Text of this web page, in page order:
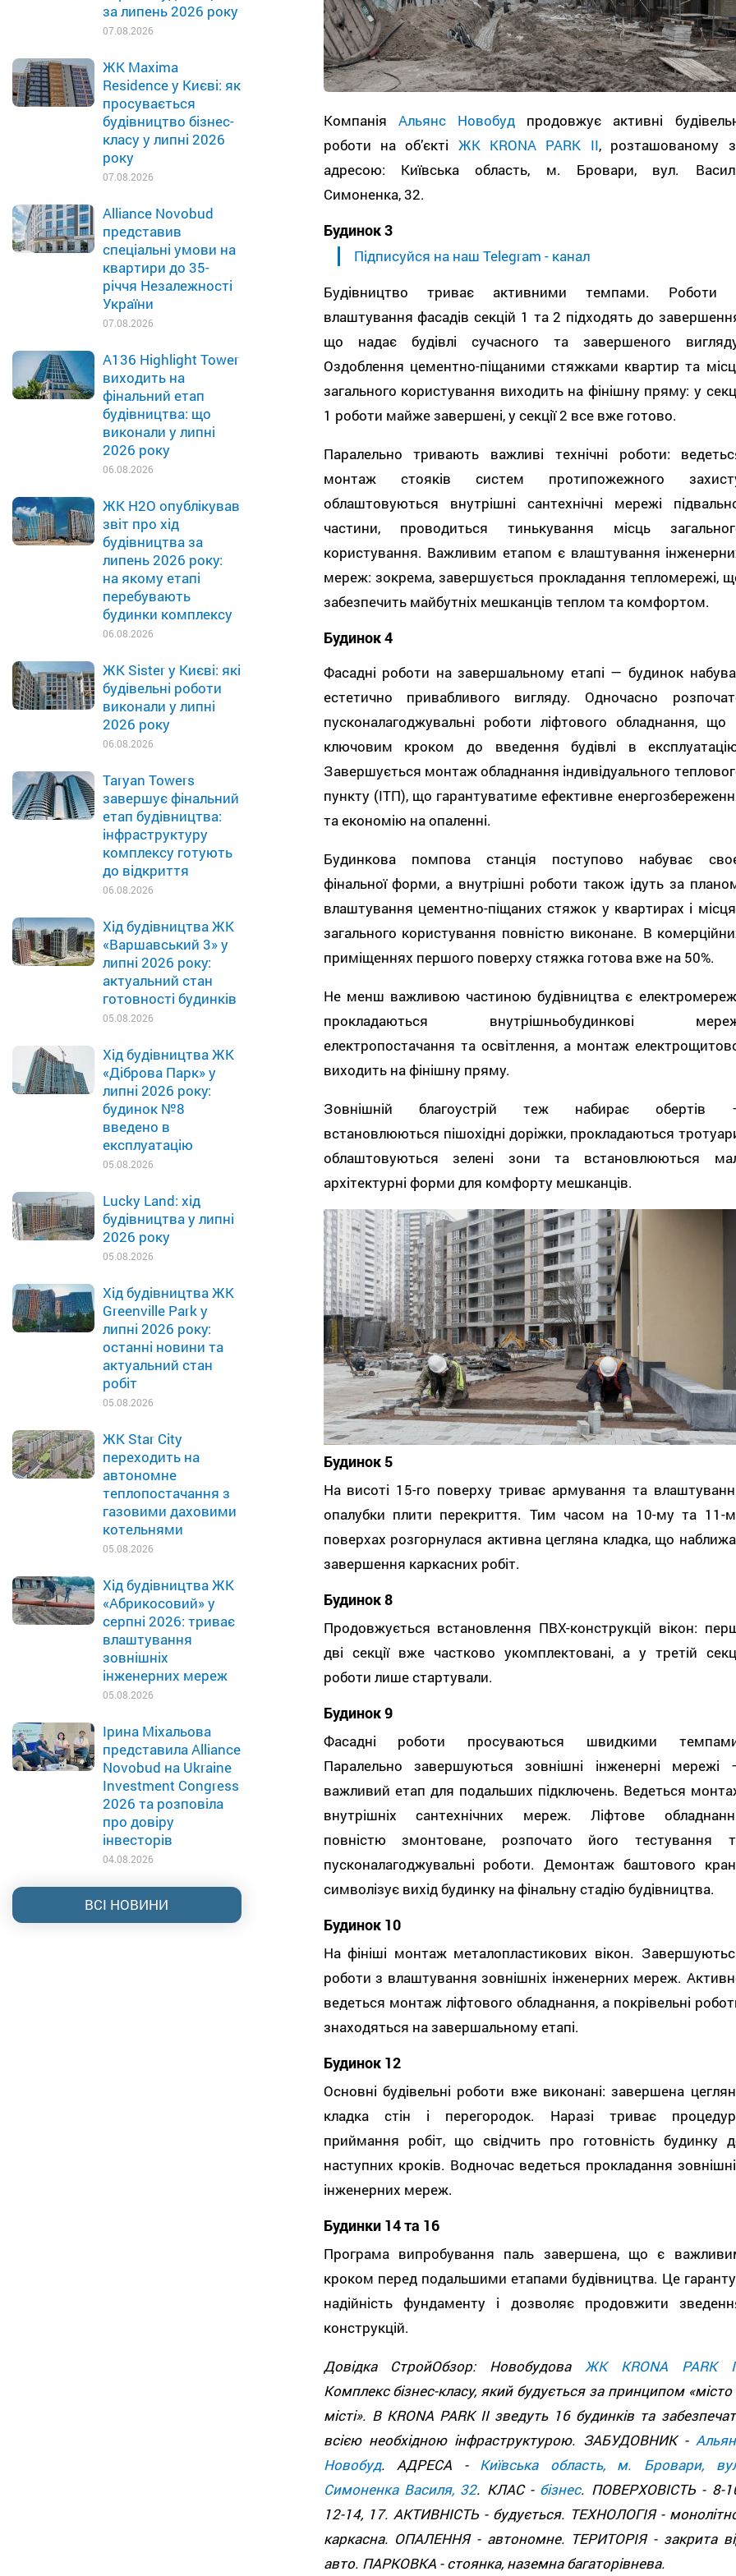
за липень 2026 року
07.08.2026
ЖК Maxima
Residence у Києві: як
просувається
будівництво бізнес-
класу у липні 2026
року
07.08.2026
Alliance Novobud
представив
спеціальні умови на
квартири до 35-
річчя Незалежності
України
07.08.2026
A136 Highlight Tower
виходить на
фінальний етап
будівництва: що
виконали у липні
2026 року
06.08.2026
ЖК H2O опублікував
звіт про хід
будівництва за
липень 2026 року:
на якому етапі
перебувають
будинки комплексу
06.08.2026
ЖК Sister у Києві: які
будівельні роботи
виконали у липні
2026 року
06.08.2026
Taryan Towers
завершує фінальний
етап будівництва:
інфраструктуру
комплексу готують
до відкриття
06.08.2026
Хід будівництва ЖК
«Варшавський 3» у
липні 2026 року:
актуальний стан
готовності будинків
05.08.2026
Хід будівництва ЖК
«Діброва Парк» у
липні 2026 року:
будинок №8
введено в
експлуатацію
05.08.2026
Lucky Land: хід
будівництва у липні
2026 року
05.08.2026
Хід будівництва ЖК
Greenville Park у
липні 2026 року:
останні новини та
актуальний стан
робіт
05.08.2026
ЖК Star City
переходить на
автономне
теплопостачання з
газовими даховими
котельнями
05.08.2026
Хід будівництва ЖК
«Абрикосовий» у
серпні 2026: триває
влаштування
зовнішніх
інженерних мереж
05.08.2026
Ірина Міхальова
представила Alliance
Novobud на Ukraine
Investment Congress
2026 та розповіла
про довіру
інвесторів
04.08.2026
ВСІ НОВИНИ
Компанія Альянс Новобудпродовжує активні
роботи на об’єкті ЖК KRONA PARK II, розташованому
адресою: Київська область, м. Бровари, вул.
Симоненка, 32.
Будинок 3
Підписуйся на наш Telegram - канал
Будівництво триває активними темпами. Роботи
влаштування фасадів секцій 1 та 2 підходять до
що надає будівлі сучасного та завершеного
Оздоблення цементно-піщаними стяжками квартир та
загального користування виходить на фінішну пряму: у
1 роботи майже завершені, у секції 2 все вже готово.
Паралельно тривають важливі технічні роботи:
монтаж стояків систем протипожежного
облаштовуються внутрішні сантехнічні мережі
частини, проводиться тинькування місць
користування. Важливим етапом є влаштування
мереж: зокрема, завершується прокладання тепломережі,
забезпечить майбутніх мешканців теплом та комфортом.
Будинок 4
Фасадні роботи на завершальному етапі — будинок
естетично привабливого вигляду. Одночасно
пусконалагоджувальні роботи ліфтового обладнання, що
ключовим кроком до введення будівлі в
Завершується монтаж обладнання індивідуального
пункту (ІТП), що гарантуватиме ефективне
та економію на опаленні.
Будинкова помпова станція поступово набуває
фінальної форми, а внутрішні роботи також ідуть за
влаштування цементно-піщаних стяжок у квартирах і
загального користування повністю виконане. В
приміщеннях першого поверху стяжка готова вже на 50%.
Не менш важливою частиною будівництва є
прокладаються внутрішньобудинкові
електропостачання та освітлення, а монтаж
виходить на фінішну пряму.
Зовнішній благоустрій теж набирає обертів
встановлюються пішохідні доріжки, прокладаються
облаштовуються зелені зони та встановлюються
архітектурні форми для комфорту мешканців.
Будинок 5
На висоті 15-го поверху триває армування та
опалубки плити перекриття. Тим часом на 10-му та 11-
поверхах розгорнулася активна цегляна кладка, що
завершення каркасних робіт.
Будинок 8
Продовжується встановлення ПВХ-конструкцій вікон:
дві секції вже частково укомплектовані, а у третій
роботи лише стартували.
Будинок 9
Фасадні роботи просуваються швидкими
Паралельно завершуються зовнішні інженерні мережі
важливий етап для подальших підключень. Ведеться
внутрішніх сантехнічних мереж. Ліфтове
повністю змонтоване, розпочато його тестування
пусконалагоджувальні роботи. Демонтаж баштового
символізує вихід будинку на фінальну стадію будівництва.
Будинок 10
На фініші монтаж металопластикових вікон.
роботи з влаштування зовнішніх інженерних мереж.
ведеться монтаж ліфтового обладнання, а покрівельні
знаходяться на завершальному етапі.
Будинок 12
Основні будівельні роботи вже виконані: завершена
кладка стін і перегородок. Наразі триває
приймання робіт, що свідчить про готовність будинку
наступних кроків. Водночас ведеться прокладання
інженерних мереж.
Будинки 14 та 16
Програма випробування паль завершена, що є
кроком перед подальшими етапами будівництва. Це
надійність фундаменту і дозволяє продовжити
конструкцій.
Довідка СтройОбзор: Новобудова ЖК KRONA PARK
Комплекс бізнес-класу, який будується за принципом «місто
місті». В KRONA PARK II зведуть 16 будинків та
всією необхідною інфраструктурою. ЗАБУДОВНИК -
Новобуд. АДРЕСА - Київська область, м. Бровари,
Симоненка Василя, 32. КЛАС - бізнес. ПОВЕРХОВІСТЬ - 8-
12-14, 17. АКТИВНІСТЬ - будується. ТЕХНОЛОГІЯ -
каркасна. ОПАЛЕННЯ - автономне. ТЕРИТОРІЯ - закрита
авто. ПАРКОВКА - стоянка, наземна багаторівнева.